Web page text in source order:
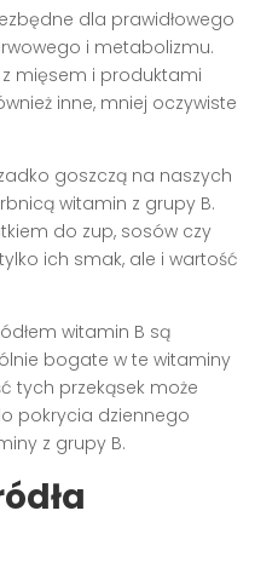
dla prawidłowego
i metabolizmu.
mięsem i produktami
inne, mniej oczywiste
goszczą na naszych
witamin z grupy B.
do zup, sosów czy
ich smak, ale i wartość
witamin B są
bogate w te witaminy
tych przekąsek może
pokrycia dziennego
z grupy B.